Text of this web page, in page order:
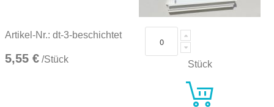
Artikel-Nr.: dt-3-beschichtet
5,55 € /Stück Stück